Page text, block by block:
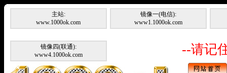
主站:
www.1000ok.com
镜像一(电信):
www1.1000ok.com
镜像四(联通):
www4.1000ok.com
--请记